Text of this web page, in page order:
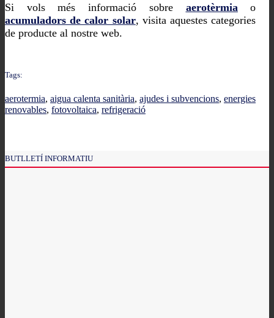
Si vols més informació sobre aerotèrmia o
acumuladors de calor solar, visita aquestes categories
de producte al nostre web.
Tags:
aerotermia, aigua calenta sanitària, ajudes i subvencions, energies
renovables, fotovoltaica, refrigeració
BUTLLETÍ INFORMATIU